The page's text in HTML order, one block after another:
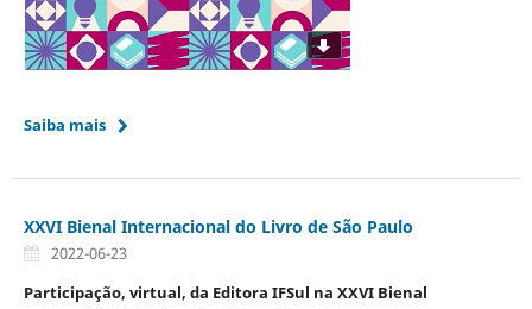
Saiba mais
XXVI Bienal Internacional do Livro de São Paulo
2022-06-23
Participação, virtual, da Editora IFSul na XXVI Bienal